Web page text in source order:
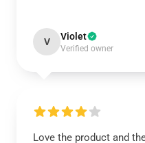
V Violet
Verified owner
Love the product and